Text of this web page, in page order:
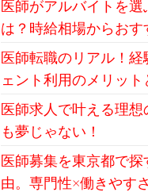
医師がアルバイトを選
は？時給相場からお
医師転職のリアル！
ェント利用のメリット
医師求人で叶える理想
も夢じゃない！
医師募集を東京都で
由。専門性×働きやす